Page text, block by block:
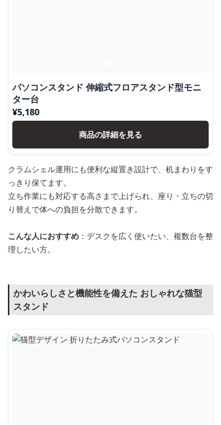
パソコンスタンド 伸縮式フロアスタンド型モニ
ター台
¥5,180
商品の詳細を見る
クラムシェル運用にも便利な縦置き設計で、机まわりをす
っきり保てます。
立ち作業にも対応する高さまで上げられ、座り・立ちの切
り替えで体への負担を分散できます。
こんな人におすすめ ：デスクを広く使いたい、複数台を整
理したい方。
かわいらしさと機能性を備えた おしゃれな猫型
スタンド